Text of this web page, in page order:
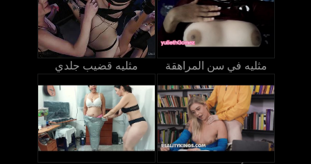
مثليه قضيب جلدي مثليه في سن المراهقة